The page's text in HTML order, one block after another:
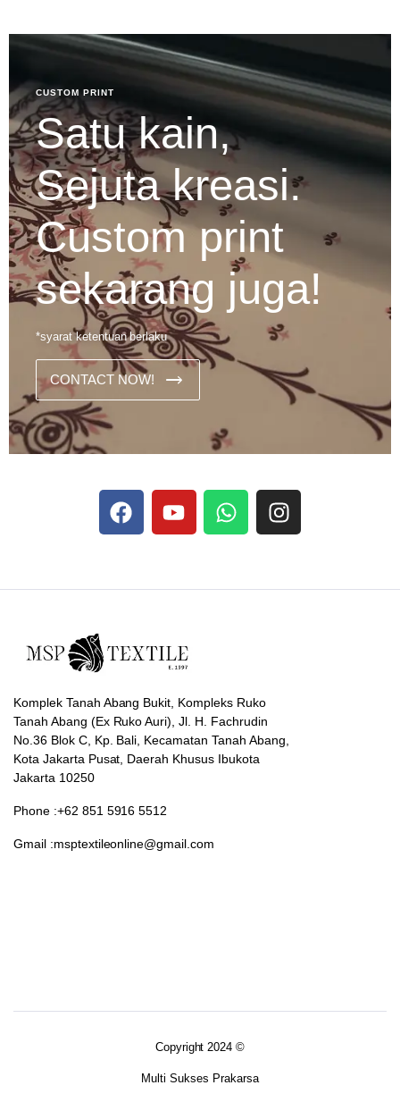
CUSTOM PRINT
Satu kain,
Sejuta kreasi.
Custom print
sekarang juga!
*syarat ketentuan berlaku
CONTACT NOW!
francophones.
Komplek Tanah Abang Bukit, Kompleks Ruko
Tanah Abang (Ex Ruko Auri), Jl. H. Fachrudin
No.36 Blok C, Kp. Bali, Kecamatan Tanah Abang,
Kota Jakarta Pusat, Daerah Khusus Ibukota
Jakarta 10250
Phone :+62 851 5916 5512
Gmail :msptextileonline@gmail.com
Copyright 2024 ©
Multi Sukses Prakarsa